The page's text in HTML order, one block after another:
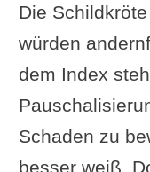
Die
würden
dem Index
Schaden zu
besser weiß.